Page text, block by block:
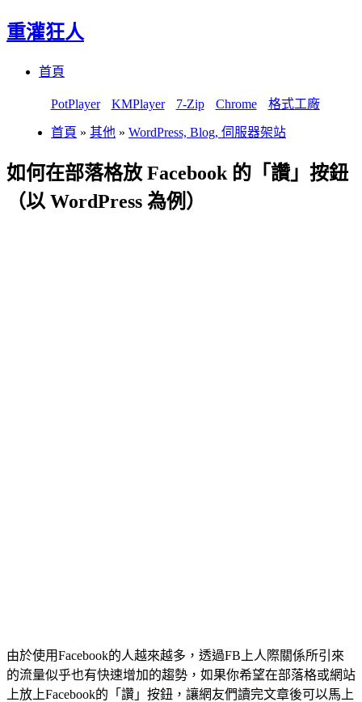
重灌狂人
首頁
PotPlayer KMPlayer 7-Zip Chrome 格式工廠
首頁 » 其他 » WordPress, Blog, 伺服器架站
如何在部落格放 Facebook 的「讚」按鈕
（以 WordPress 為例）
由於使用Facebook的人越來越多，透過FB上人際關係所引來
的流量似乎也有快速增加的趨勢，如果你希望在部落格或網站
上放上Facebook的「讚」按鈕，讓網友們讀完文章後可以馬上